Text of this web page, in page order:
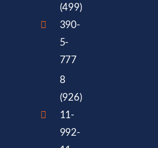
(499)
390-
5-
777
8
(926)
11-
992-